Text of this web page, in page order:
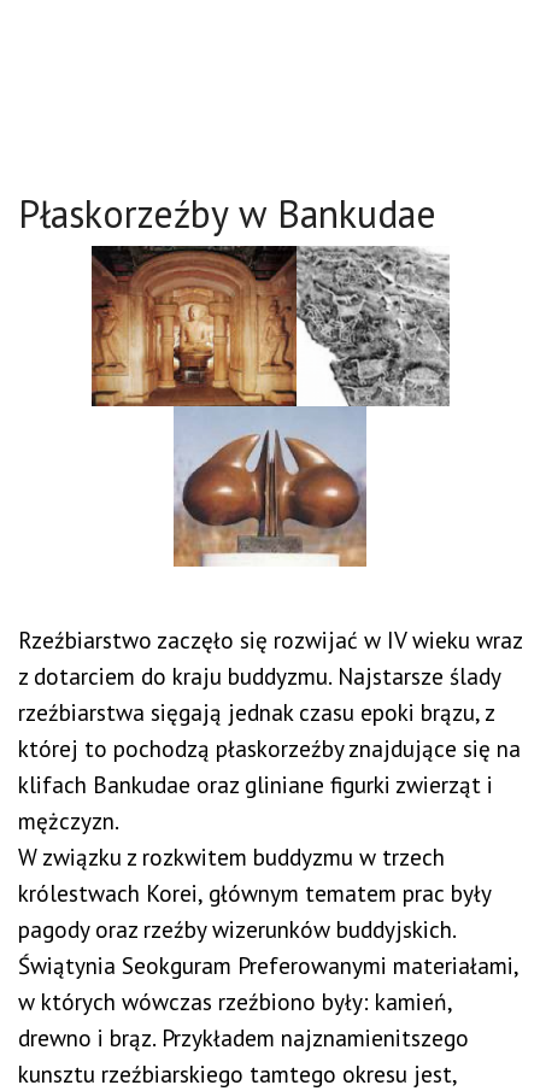
Płaskorzeźby w Bankudae
Rzeźbiarstwo zaczęło się rozwijać w IV wieku wraz
z dotarciem do kraju buddyzmu. Najstarsze ślady
rzeźbiarstwa sięgają jednak czasu epoki brązu, z
której to pochodzą płaskorzeźby znajdujące się na
klifach Bankudae oraz gliniane figurki zwierząt i
mężczyzn.
W związku z rozkwitem buddyzmu w trzech
królestwach Korei, głównym tematem prac były
pagody oraz rzeźby wizerunków buddyjskich.
Świątynia Seokguram Preferowanymi materiałami,
w których wówczas rzeźbiono były: kamień,
drewno i brąz. Przykładem najznamienitszego
kunsztu rzeźbiarskiego tamtego okresu jest,